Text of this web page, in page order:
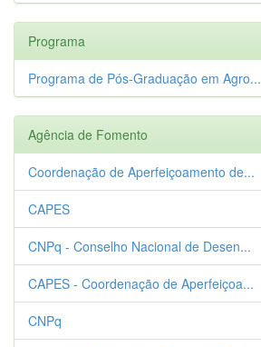
Programa
Programa de Pós-Graduação em Agro...
Agência de Fomento
Coordenação de Aperfeiçoamento de...
CAPES
CNPq - Conselho Nacional de Desen...
CAPES - Coordenação de Aperfeiçoa...
CNPq